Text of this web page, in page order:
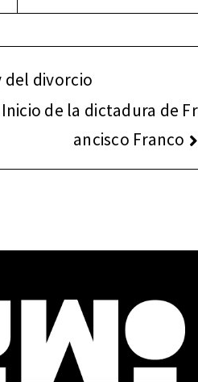
del divorcio
de la dictadura de Fr
ancisco Franco